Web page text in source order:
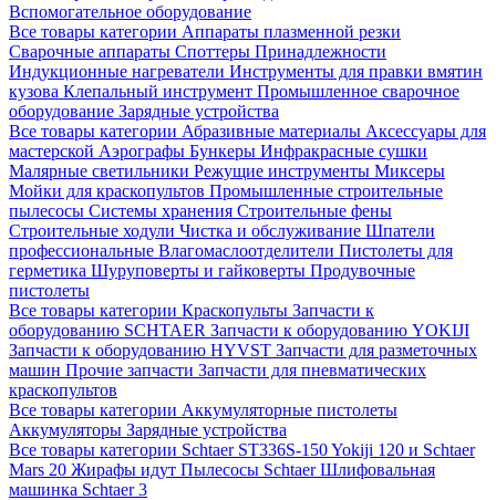
Вспомогательное оборудование
Все товары категории Аппараты плазменной резки
Сварочные аппараты Споттеры Принадлежности
Индукционные нагреватели Инструменты для правки вмятин
кузова Клепальный инструмент Промышленное сварочное
оборудование Зарядные устройства
Все товары категории Абразивные материалы Аксессуары для
мастерской Аэрографы Бункеры Инфракрасные сушки
Малярные светильники Режущие инструменты Миксеры
Мойки для краскопультов Промышленные строительные
пылесосы Системы хранения Строительные фены
Строительные ходули Чистка и обслуживание Шпатели
профессиональные Влагомаслоотделители Пистолеты для
герметика Шуруповерты и гайковерты Продувочные
пистолеты
Все товары категории Краскопульты Запчасти к
оборудованию SCHTAER Запчасти к оборудованию YOKIJI
Запчасти к оборудованию HYVST Запчасти для разметочных
машин Прочие запчасти Запчасти для пневматических
краскопультов
Все товары категории Аккумуляторные пистолеты
Аккумуляторы Зарядные устройства
Все товары категории Schtaer ST336S-150Yokiji 120 и Schtaer
Mars 20 Жирафы идут Пылесосы SchtaerШлифовальная
машинка Schtaer 3